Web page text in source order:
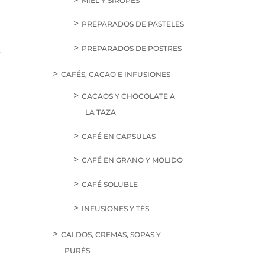
PREPARADOS DE PASTELES
PREPARADOS DE POSTRES
CAFÉS, CACAO E INFUSIONES
CACAOS Y CHOCOLATE A
LA TAZA
CAFÉ EN CAPSULAS
CAFÉ EN GRANO Y MOLIDO
CAFÉ SOLUBLE
INFUSIONES Y TÉS
CALDOS, CREMAS, SOPAS Y
PURÉS